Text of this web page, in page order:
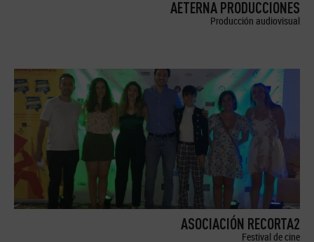
AETERNA PRODUCCIONES
Producción audiovisual
ASOCIACIÓN RECORTA2
Festival de cine